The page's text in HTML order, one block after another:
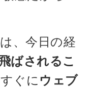
、今日の経
ばされるこ
ぐにウェブ